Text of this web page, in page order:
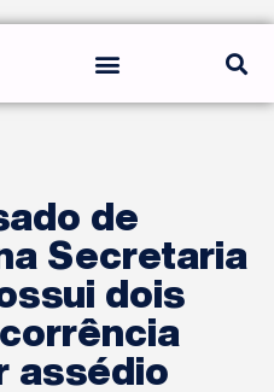
de
Secretaria
dois
assédio